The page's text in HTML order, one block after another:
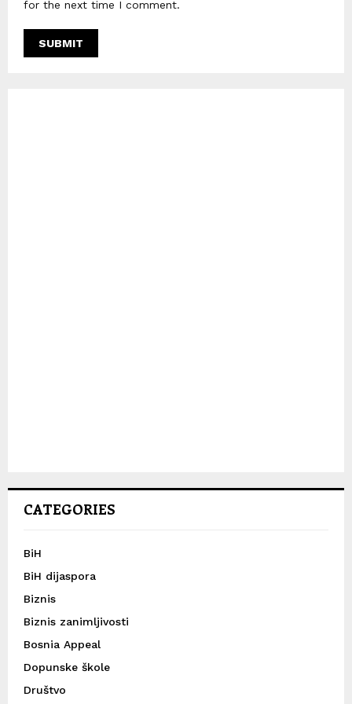
for the next time I comment.
CATEGORIES
BiH
BiH dijaspora
Biznis
Biznis zanimljivosti
Bosnia Appeal
Dopunske škole
Društvo